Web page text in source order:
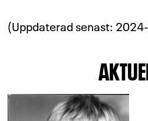
(Uppdaterad senast: